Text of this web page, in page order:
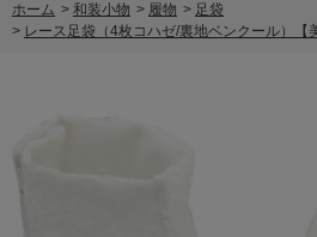
ホーム > 和装小物 > 履物 > 足袋
> レース足袋（4枚コハゼ/裏地ベンクール）【